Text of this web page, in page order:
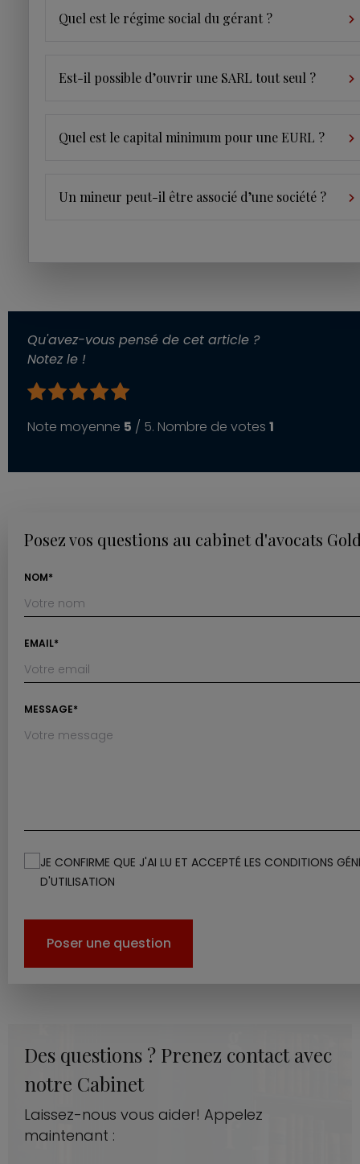
Quel est le régime social du gérant ?
Est-il possible d’ouvrir une SARL tout seul ?
Quel est le capital minimum pour une EURL ?
Un mineur peut-il être associé d’une société ?
Qu'avez-vous pensé de cet article ?
Notez le !
Note moyenne 5 / 5. Nombre de votes 1
Posez vos questions au cabinet d'avocats
NOM*
EMAIL*
MESSAGE*
JE CONFIRME QUE J'AI LU ET ACCEPTÉ LES CONDITIONS
D'UTILISATION
Poser une question
Des questions ? Prenez contact avec
notre Cabinet
Laissez-nous vous aider! Appelez
maintenant :